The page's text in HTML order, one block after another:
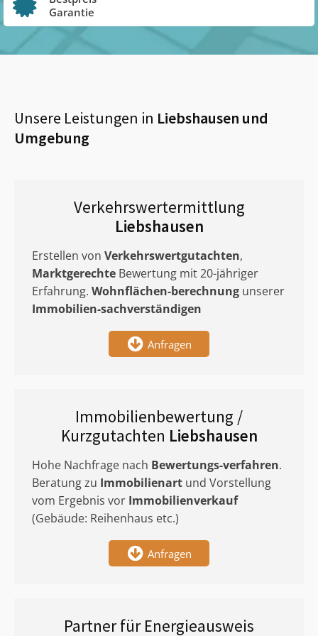
Garantie
Unsere Leistungen in Liebshausen und
Umgebung
Verkehrswertermittlung
Liebshausen
Erstellen von Verkehrswertgutachten,
Marktgerechte Bewertung mit 20-jähriger
Erfahrung. Wohnflächen-berechnung unserer
Immobilien-sachverständigen
Anfragen
Immobilienbewertung /
Kurzgutachten Liebshausen
Hohe Nachfrage nach Bewertungs-verfahren.
Beratung zu Immobilienart und Vorstellung
vom Ergebnis vor Immobilienverkauf
(Gebäude: Reihenhaus etc.)
Anfragen
Partner für Energieausweis